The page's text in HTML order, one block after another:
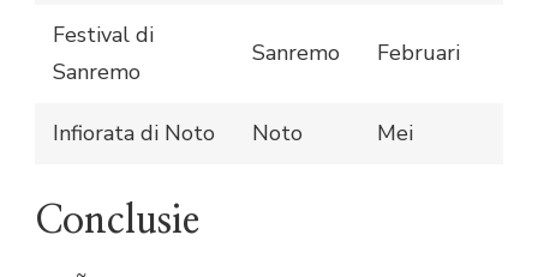
Festival di
Sanremo
Sanremo Februari
Infiorata di Noto Noto Mei
Conclusie